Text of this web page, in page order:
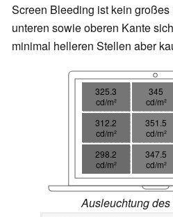
Screen Bleeding ist kein
unteren sowie oberen Kante
minimal helleren Stellen aber
325.3
cd/m²
345
cd/m²
312.2
cd/m²
351.5
cd/m²
298.2
cd/m²
347.5
cd/m²
Ausleuchtung